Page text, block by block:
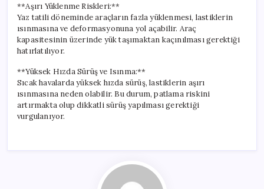
**Aşırı Yüklenme Riskleri:**
Yaz tatili döneminde araçların fazla yüklenmesi, lastiklerin
ısınmasına ve deformasyonuna yol açabilir. Araç
kapasitesinin üzerinde yük taşımaktan kaçınılması gerektiği
hatırlatılıyor.
**Yüksek Hızda Sürüş ve Isınma:**
Sıcak havalarda yüksek hızda sürüş, lastiklerin aşırı
ısınmasına neden olabilir. Bu durum, patlama riskini
artırmakta olup dikkatli sürüş yapılması gerektiği
vurgulanıyor.